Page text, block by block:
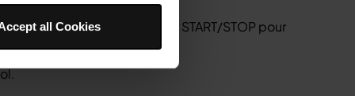
all Cookies
à 25 minutes. Sélectionnez START/STOP pour